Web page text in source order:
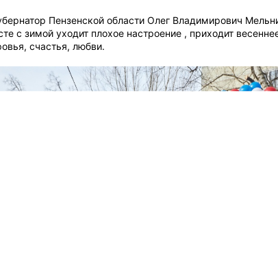
Пензенской области Олег Владимирович
с зимой уходит плохое настроение , приходит
счастья, любви.